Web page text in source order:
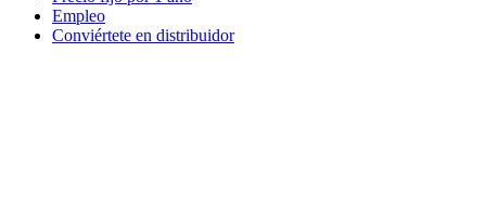
Empleo
Conviértete en distribuidor